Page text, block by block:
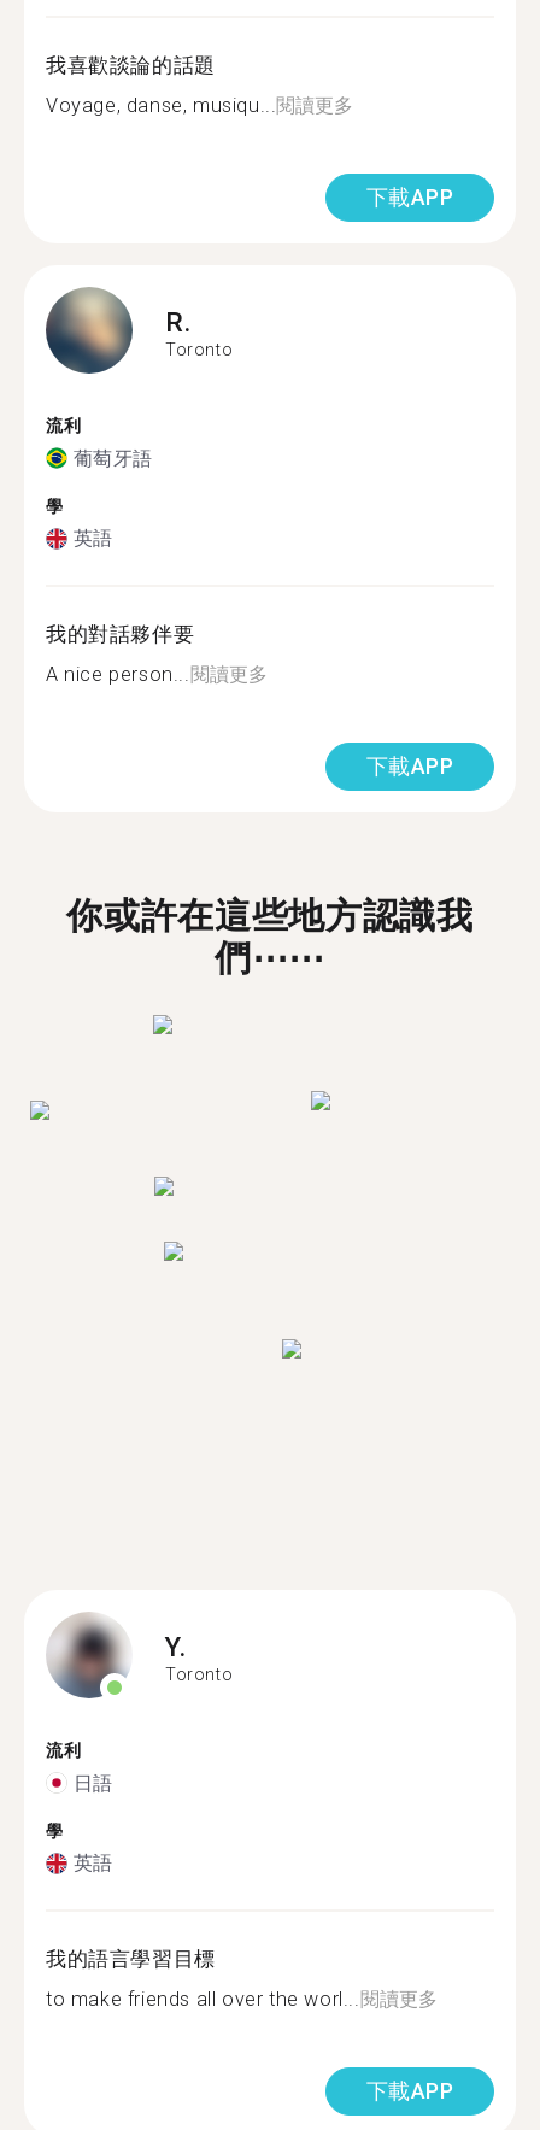
我喜歡談論的話題
Voyage, danse, musiqu...閱讀更多
下載APP
R.
Toronto
流利
葡萄牙語
學
英語
我的對話夥伴要
A nice person...閱讀更多
下載APP
你或許在這些地方認識我
們⋯⋯
Y.
Toronto
流利
日語
學
英語
我的語言學習目標
to make friends all over the worl...閱讀更多
下載APP